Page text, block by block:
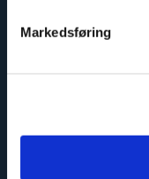
Markedsføring